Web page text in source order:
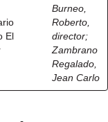
El
Burneo,
Roberto,
director;
Zambrano
Regalado,
Jean Carlo